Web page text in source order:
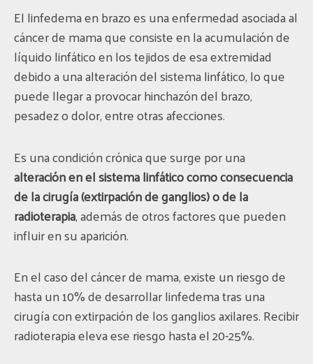
El linfedema en brazo es una enfermedad asociada al
cáncer de mama que consiste en la acumulación de
líquido linfático en los tejidos de esa extremidad
debido a una alteración del sistema linfático, lo que
puede llegar a provocar hinchazón del brazo,
pesadez o dolor, entre otras afecciones.
Es una condición crónica que surge por una
alteración en el sistema linfáticocomo consecuencia
de la cirugía (extirpación de ganglios) o de la
radioterapia, además de otros factores que pueden
influir en su aparición.
En el caso del cáncer de mama, existe un riesgo de
hasta un 10% de desarrollar linfedema tras una
cirugía con extirpación de los ganglios axilares. Recibir
radioterapia eleva ese riesgo hasta el 20-25%.